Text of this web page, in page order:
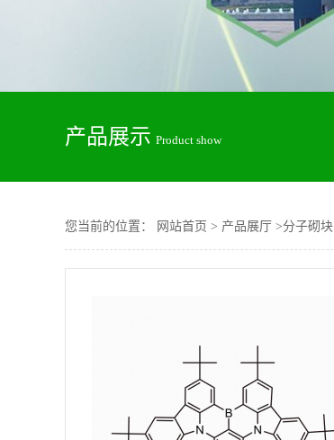
产品展示 Product show
您当前的位置： 网站首页 > 产品展厅 >分子砌块